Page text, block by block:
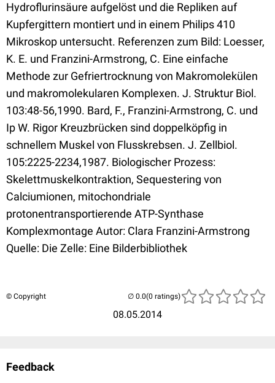
Hydroflurinsäure aufgelöst und die Repliken auf
Kupfergittern montiert und in einem Philips 410
Mikroskop untersucht. Referenzen zum Bild: Loesser,
K. E. und Franzini-Armstrong, C. Eine einfache
Methode zur Gefriertrocknung von Makromolekülen
und makromolekularen Komplexen. J. Struktur Biol.
103:48-56,1990. Bard, F., Franzini-Armstrong, C. und
Ip W. Rigor Kreuzbrücken sind doppelköpfig in
schnellem Muskel von Flusskrebsen. J. Zellbiol.
105:2225-2234,1987. Biologischer Prozess:
Skelettmuskelkontraktion, Sequestering von
Calciumionen, mitochondriale
protonentransportierende ATP-Synthase
Komplexmontage Autor: Clara Franzini-Armstrong
Quelle: Die Zelle: Eine Bilderbibliothek
© Copyright
08.05.2014
(0 ratings)
Feedback